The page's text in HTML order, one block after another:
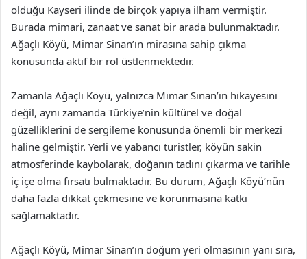
olduğu Kayseri ilinde de birçok yapıya ilham vermiştir.
Burada mimari, zanaat ve sanat bir arada bulunmaktadır.
Ağaçlı Köyü, Mimar Sinan’ın mirasına sahip çıkma
konusunda aktif bir rol üstlenmektedir.
Zamanla Ağaçlı Köyü, yalnızca Mimar Sinan’ın hikayesini
değil, aynı zamanda Türkiye’nin kültürel ve doğal
güzelliklerini de sergileme konusunda önemli bir merkezi
haline gelmiştir. Yerli ve yabancı turistler, köyün sakin
atmosferinde kaybolarak, doğanın tadını çıkarma ve tarihle
iç içe olma fırsatı bulmaktadır. Bu durum, Ağaçlı Köyü’nün
daha fazla dikkat çekmesine ve korunmasına katkı
sağlamaktadır.
Ağaçlı Köyü, Mimar Sinan’ın doğum yeri olmasının yanı sıra,